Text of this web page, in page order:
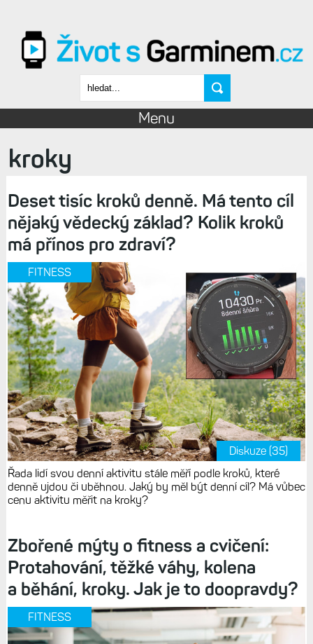
Vyhledávání
Menu
kroky
Deset tisíc kroků denně. Má tento cíl
nějaký vědecký základ? Kolik kroků
má přínos pro zdraví?
FITNESS
Diskuze (35)
Řada lidí svou denní aktivitu stále měří podle kroků, které
denně ujdou či uběhnou. Jaký by měl být denní cíl? Má vůbec
cenu aktivitu měřit na kroky?
Zbořené mýty o fitness a cvičení:
Protahování, těžké váhy, kolena
a běhání, kroky. Jak je to doopravdy?
FITNESS